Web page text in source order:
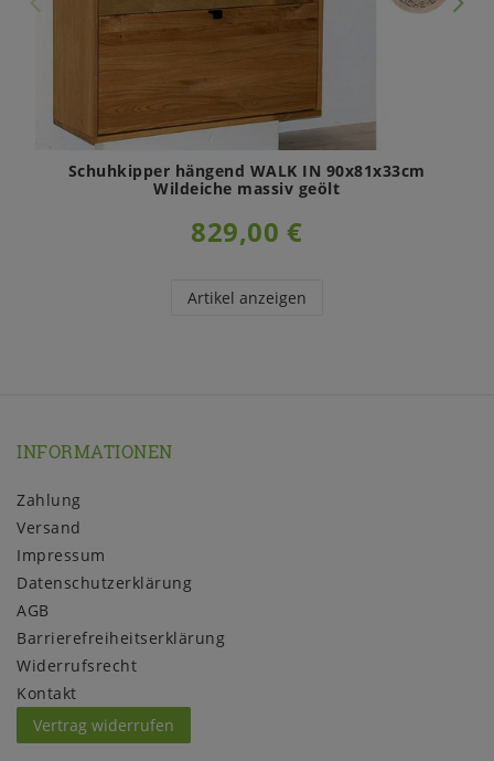
Schuhkipper hängend WALK IN 90x81x33cm
Wildeiche massiv geölt
829,00 €
Artikel anzeigen
INFORMATIONEN
Zahlung
Versand
Impressum
Daten­schutz­erklärung
AGB
Barrierefreiheitserklärung
Widerrufs­recht
Kontakt
Vertrag widerrufen